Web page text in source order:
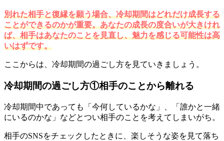
別れた相手と復縁を願う場合、冷却期間はどれだけ成長する
ことができるのかが重要。あなたの成長の度合いが大きけれ
ば、相手はあなたのことを見直し、魅力を感じる可能性は高
いはずです。
ここからは、冷却期間の過ごし方を見ていきましょう。
冷却期間の過ごし方①相手のことから離れる
冷却期間中であっても「今何しているかな」、「誰かと一緒
にいるのかな」などとつい相手のことを考えてしまいがち。
相手のSNSをチェックしたときに、楽しそうな姿を見て落ち